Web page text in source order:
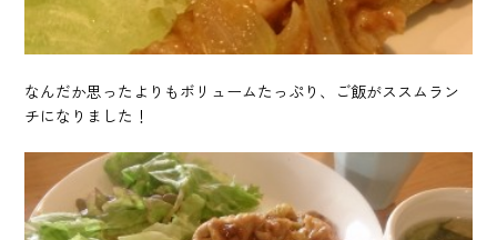
なんだか思ったよりもボリュームたっぷり、ご飯がススムラン
チになりました！